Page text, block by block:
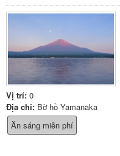
Vị trí: 0
Địa chỉ: Bờ hồ Yamanaka
Ăn sáng miễn phí